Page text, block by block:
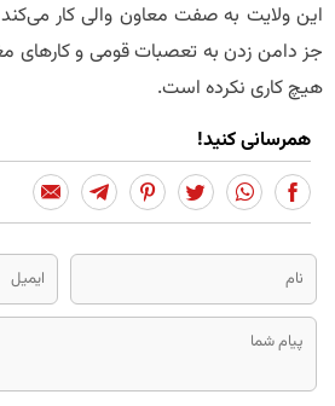
این ولایت به صفت معاون والی کار
جز دامن زدن به تعصبات قومی و کارهای
هیچ کاری نکرده است.
همرسانی کنید!